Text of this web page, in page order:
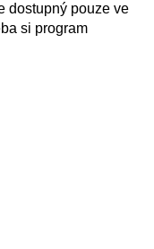
dostupný pouze ve
si program